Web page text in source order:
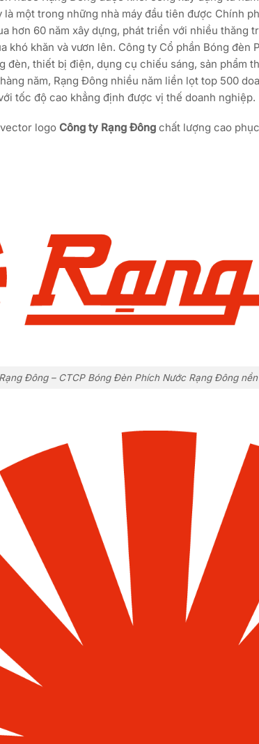
là một trong những nhà máy đầu tiên được Chính
hơn 60 năm xây dựng, phát triển với nhiều thăng
khó khăn và vươn lên. Công ty Cổ phần Bóng
đèn, thiết bị điện, dụng cụ chiếu sáng, sản phẩm
năm, Rạng Đông nhiều năm liền lọt top 500
tốc độ cao khẳng định được vị thế doanh nghiệp.
logo Công ty Rạng Đông chất lượng cao
Đông – CTCP Bóng Đèn Phích Nước Rạng Đông